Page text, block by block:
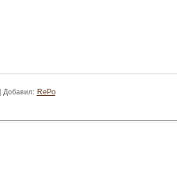
Добавил: RePo